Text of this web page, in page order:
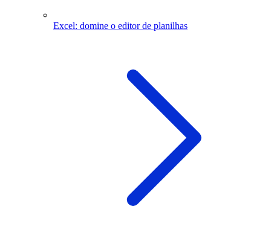
Excel: domine o editor de planilhas